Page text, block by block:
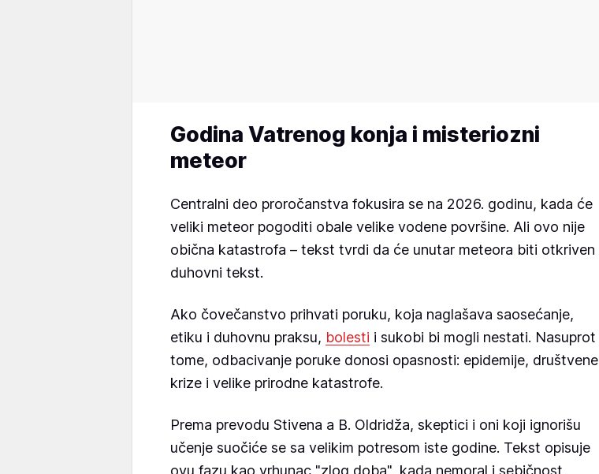
Godina Vatrenog konja i misteriozni
meteor
Centralni deo proročanstva fokusira se na 2026. godinu, kada će
veliki meteor pogoditi obale velike vodene površine. Ali ovo nije
obična katastrofa – tekst tvrdi da će unutar meteora biti otkriven
duhovni tekst.
Ako čovečanstvo prihvati poruku, koja naglašava saosećanje,
etiku i duhovnu praksu, bolesti i sukobi bi mogli nestati. Nasuprot
tome, odbacivanje poruke donosi opasnosti: epidemije, društvene
krize i velike prirodne katastrofe.
Prema prevodu Stivena a B. Oldridža, skeptici i oni koji ignorišu
učenje suočiće se sa velikim potresom iste godine. Tekst opisuje
ovu fazu kao vrhunac "zlog doba", kada nemoral i sebičnost